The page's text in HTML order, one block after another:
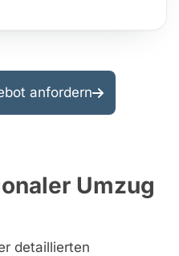
anfordern
Umzug
detaillierten